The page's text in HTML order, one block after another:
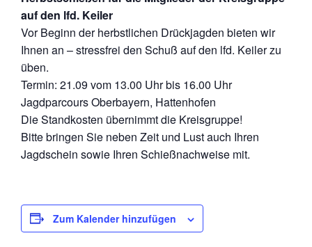
auf den lfd. Keiler
Vor Beginn der herbstlichen Drückjagden bieten wir
Ihnen an – stressfrei den Schuß auf den lfd. Keiler zu
üben.
Termin: 21.09 vom 13.00 Uhr bis 16.00 Uhr
Jagdparcours Oberbayern, Hattenhofen
Die Standkosten übernimmt die Kreisgruppe!
Bitte bringen Sie neben Zeit und Lust auch Ihren
Jagdschein sowie Ihren Schießnachweise mit.
Zum Kalender hinzufügen